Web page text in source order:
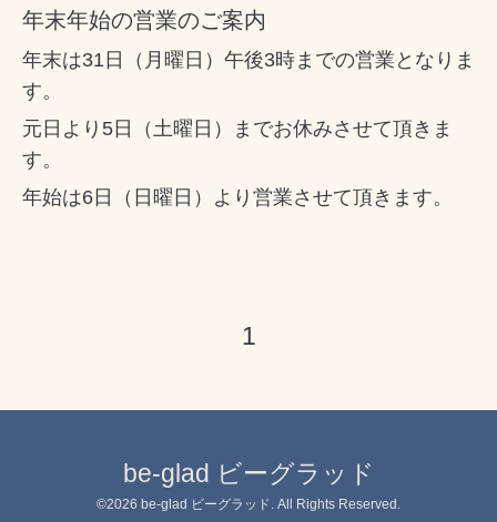
年末年始の営業のご案内
年末は31日（月曜日）午後3時までの営業となりま
す。
元日より5日（土曜日）までお休みさせて頂きま
す。
年始は6日（日曜日）より営業させて頂きます。
1
be-glad ビーグラッド
©2026 be-glad ビーグラッド . All Rights Reserved.